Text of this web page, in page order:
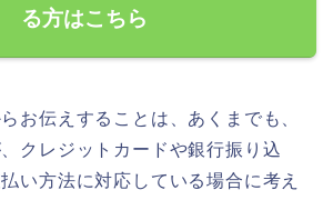
る方はこちら
お伝えすることは、あくまでも、
クレジットカードや銀行振り込
い方法に対応している場合に考え